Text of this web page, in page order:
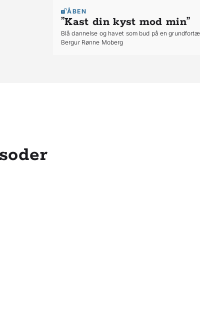
ÅBEN
”Kast din kyst mod min”
Blå dannelse og havet som bud på en
Bergur Rønne Moberg